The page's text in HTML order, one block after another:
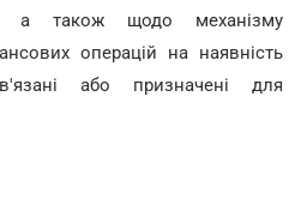
а також щодо механізму
операцій на наявність
або призначені для